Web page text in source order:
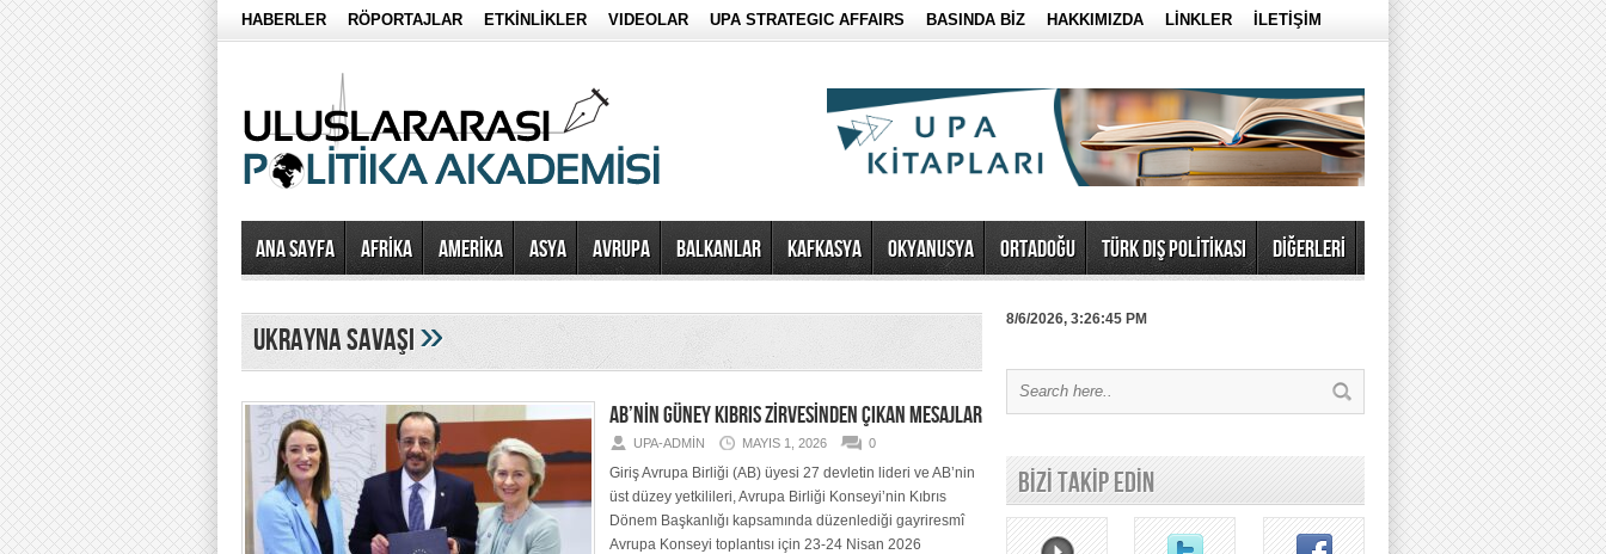
HABERLER RÖPORTAJLAR ETKİNLİKLER VIDEOLAR UPA STRATEGIC AFFAIRS BASINDA BİZ HAKKIMIZDA LİNKLER İLETİŞİM
Ana Sayfa AFRİKA AMERİKA ASYA AVRUPA BALKANLAR KAFKASYA OKYANUSYA ORTADOĞU TÜRK DIŞ POLİTİKASI DİĞERLERİ
ukrayna savaşı»
AB’NİN GÜNEY KIBRIS ZİRVESİNDEN ÇIKAN MESAJLAR
UPA-ADMIN MAYIS 1, 2026 0
Giriş Avrupa Birliği (AB) üyesi 27 devletin lideri ve AB’nin
üst düzey yetkilileri, Avrupa Birliği Konseyi’nin Kıbrıs
Dönem Başkanlığı kapsamında düzenlediği gayriresmî
Avrupa Konseyi toplantısı için 23-24 Nisan 2026
8/6/2026, 3:26:45 PM
BİZİ TAKİP EDİN